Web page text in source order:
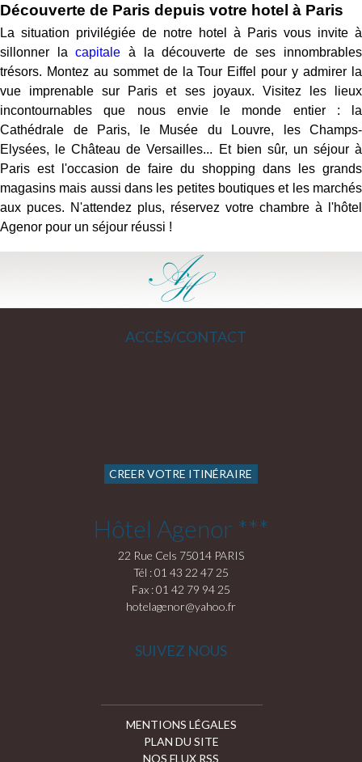
Découverte de Paris depuis votre hotel à Paris
La situation privilégiée de notre hotel à Paris vous invite à
sillonner lacapitale à la découverte de ses innombrables
trésors. Montez au sommet de la Tour Eiffel pour y admirer la
vue imprenable sur Paris et ses joyaux. Visitez les lieux
incontournables que nous envie le monde entier : la
Cathédrale de Paris, le Musée du Louvre, les Champs-
Elysées, le Château de Versailles... Et bien sûr, un séjour à
Paris est l'occasion de faire du shopping dans les grands
magasins mais aussi dans les petites boutiques et les marchés
aux puces. N'attendez plus, réservez votre chambre à l'hôtel
Agenor pour un séjour réussi !
ACCÈS/CONTACT
CREER VOTRE ITINÉRAIRE
Hôtel Agenor ***
22 Rue Cels 75014 PARIS
Tél : 01 43 22 47 25
Fax : 01 42 79 94 25
hotelagenor@yahoo.fr
SUIVEZ NOUS
MENTIONS LÉGALES
PLAN DU SITE
NOS FLUX RSS